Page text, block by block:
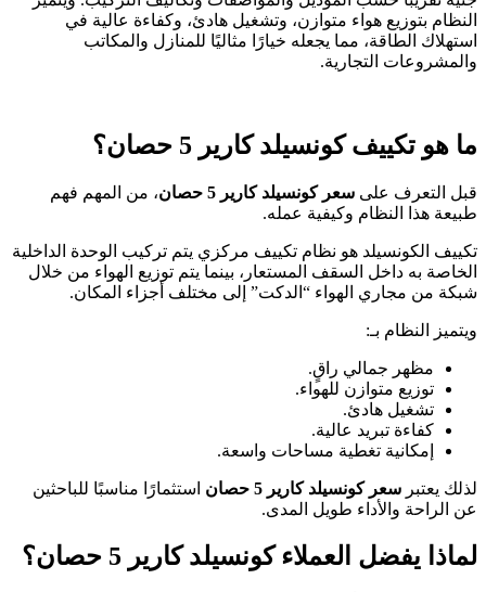
النظام بتوزيع هواء متوازن، وتشغيل هادئ، وكفاءة عالية في
استهلاك الطاقة، مما يجعله خيارًا مثاليًا للمنازل والمكاتب
والمشروعات التجارية.
ما هو تكييف كونسيلد كارير 5 حصان؟
قبل التعرف على سعر كونسيلد كارير 5 حصان
، من المهم فهم
طبيعة هذا النظام وكيفية عمله.
تكييف الكونسيلد هو نظام تكييف مركزي يتم تركيب الوحدة الداخلية
الخاصة به داخل السقف المستعار، بينما يتم توزيع الهواء من خلال
شبكة من مجاري الهواء “الدكت” إلى مختلف أجزاء المكان.
ويتميز النظام بـ:
مظهر جمالي راقٍ.
توزيع متوازن للهواء.
تشغيل هادئ.
كفاءة تبريد عالية.
إمكانية تغطية مساحات واسعة.
لذلك يعتبر سعر كونسيلد كارير 5 حصان
استثمارًا مناسبًا للباحثين
عن الراحة والأداء طويل المدى.
لماذا يفضل العملاء كونسيلد كارير 5 حصان؟